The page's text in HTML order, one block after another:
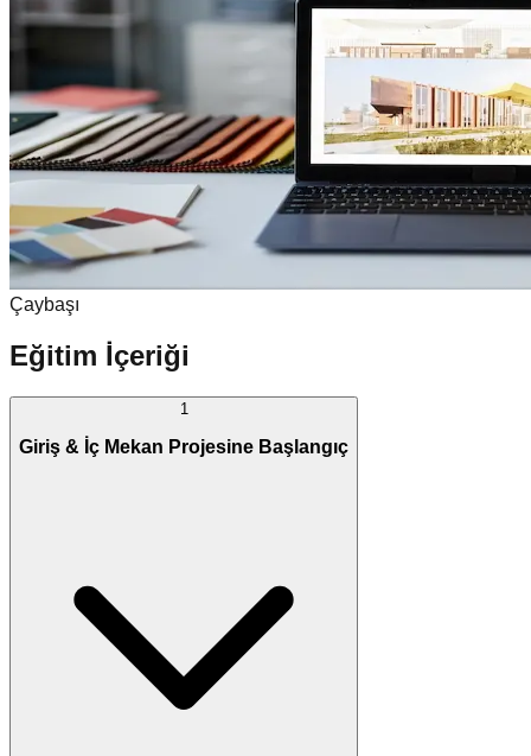
Çaybaşı
Eğitim İçeriği
1
Giriş & İç Mekan Projesine Başlangıç